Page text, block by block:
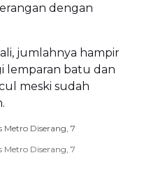
dengan
jumlahnya hampir
lemparan batu dan
meski sudah
Metro Diserang, 7
Metro Diserang, 7